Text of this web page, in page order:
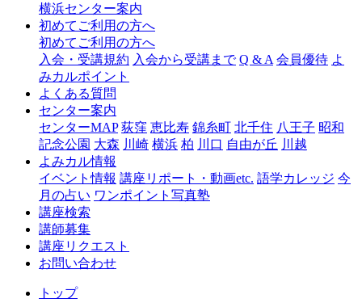
ャ
浜
横浜センター案内
初めてご利用の方へ
初めてご利用の方へ
入会・受講規約 入会から受講まで Q & A 会員優待 よ
みカルポイント
よくある質問
センター案内
センターMAP 荻窪 恵比寿 錦糸町 北千住 八王子 昭和
記念公園 大森 川崎 横浜 柏 川口 自由が丘 川越
よみカル情報
イベント情報 講座リポート・動画etc. 語学カレッジ 今
月の占い ワンポイント写真塾
講座検索
講師募集
講座リクエスト
お問い合わせ
トップ